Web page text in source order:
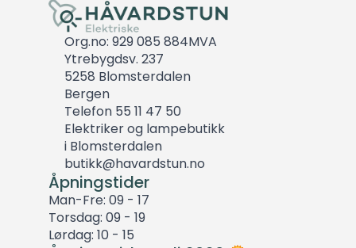
Org.no: 929 085 884MVA
Ytrebygdsv. 237
5258 Blomsterdalen
Bergen
Telefon 55 11 47 50
Elektriker og lampebutikk
i Blomsterdalen
butikk@havardstun.no
Åpningstider
Man-Fre: 09 - 17
Torsdag: 09 - 19
Lørdag: 10 - 15